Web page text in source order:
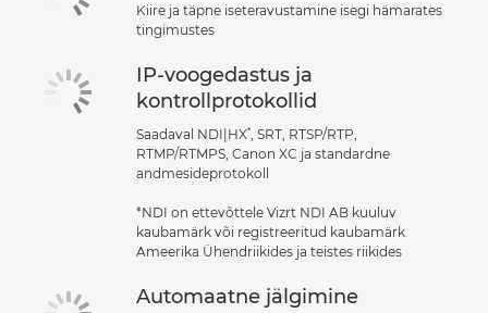
Kiire ja täpne iseteravustamine isegi hämarates
tingimustes
IP-voogedastus ja
kontrollprotokollid
Saadaval NDI|HX*, SRT, RTSP/RTP,
RTMP/RTMPS, Canon XC ja standardne
andmesideprotokoll
*NDI on ettevõttele Vizrt NDI AB kuuluv
kaubamärk või registreeritud kaubamärk
Ameerika Ühendriikides ja teistes riikides
Automaatne jälgimine